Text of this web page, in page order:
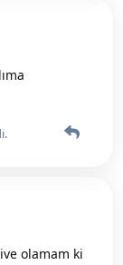
.
olamam ki